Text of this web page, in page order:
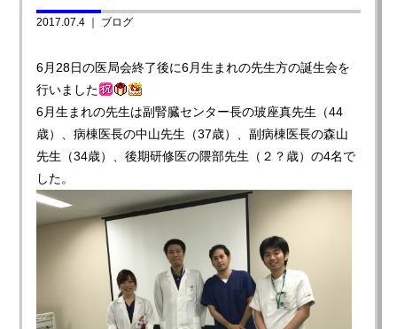
2017.07.4 ｜ ブログ
6月28日の医局会終了後に6月生まれの先生方の誕生会を
行いました
6月生まれの先生は副腎臓センター長の玻座真先生（44
歳）、病棟医長の中山先生（37歳）、副病棟医長の森山
先生（34歳）、後期研修医の隈部先生（２？歳）の4名で
した。